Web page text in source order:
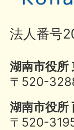
法人番号
湖南市役所
〒520-
湖南市役所
〒520-